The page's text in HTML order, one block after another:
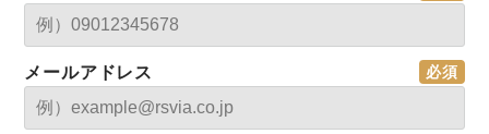
メールアドレス